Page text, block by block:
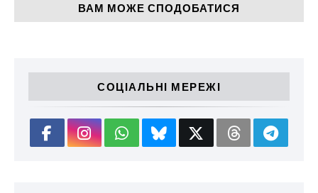
ВАМ МОЖЕ СПОДОБАТИСЯ
СОЦІАЛЬНІ МЕРЕЖІ